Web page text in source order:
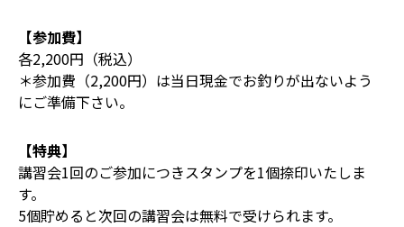
【参加費】
各2,200円（税込）
＊参加費（2,200円）は当日現金でお釣りが出ないよう
にご準備下さい。
【特典】
講習会1回のご参加につきスタンプを1個捺印いたしま
す。
5個貯めると次回の講習会は無料で受けられます。